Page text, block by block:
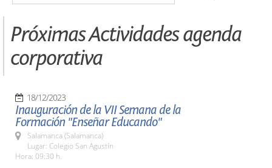
Próximas Actividades agenda
corporativa
18/12/2023
Inauguración de la VII Semana de la
Formación "Enseñar Educando"
Salamanca (Salamanca)
Lugar: Colegio San Agustín
Hora: 09:30 h.